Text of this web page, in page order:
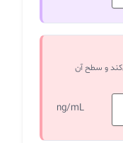
و سطح آن
ng/mL